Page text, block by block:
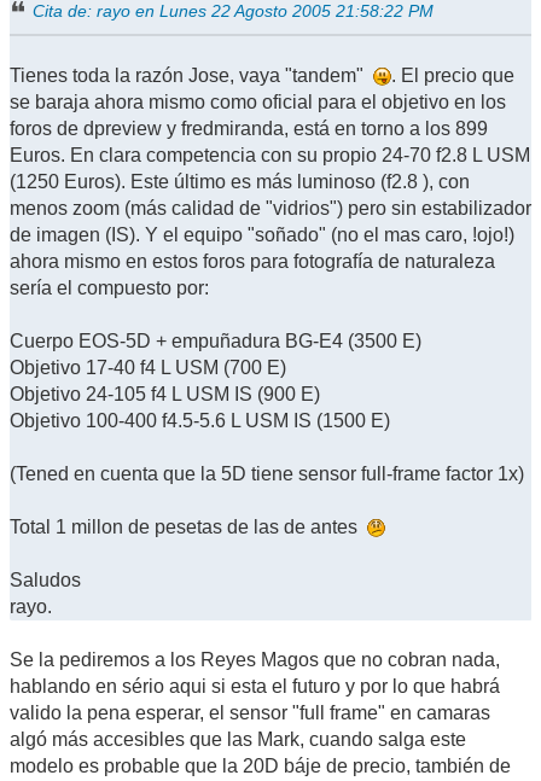
Cita de: rayo en Lunes 22 Agosto 2005 21:58:22 PM
Tienes toda la razón Jose, vaya "tandem"
. El precio que
se baraja ahora mismo como oficial para el objetivo en los
foros de dpreview y fredmiranda, está en torno a los 899
Euros. En clara competencia con su propio 24-70 f2.8 L USM
(1250 Euros). Este último es más luminoso (f2.8 ), con
menos zoom (más calidad de "vidrios") pero sin estabilizador
de imagen (IS). Y el equipo "soñado" (no el mas caro, !ojo!)
ahora mismo en estos foros para fotografía de naturaleza
sería el compuesto por:
Cuerpo EOS-5D + empuñadura BG-E4 (3500 E)
Objetivo 17-40 f4 L USM (700 E)
Objetivo 24-105 f4 L USM IS (900 E)
Objetivo 100-400 f4.5-5.6 L USM IS (1500 E)
(Tened en cuenta que la 5D tiene sensor full-frame factor 1x)
Total 1 millon de pesetas de las de antes
Saludos
rayo.
Se la pediremos a los Reyes Magos que no cobran nada,
hablando en sério aqui si esta el futuro y por lo que habrá
valido la pena esperar, el sensor "full frame" en camaras
algó más accesibles que las Mark, cuando salga este
modelo es probable que la 20D báje de precio, también de